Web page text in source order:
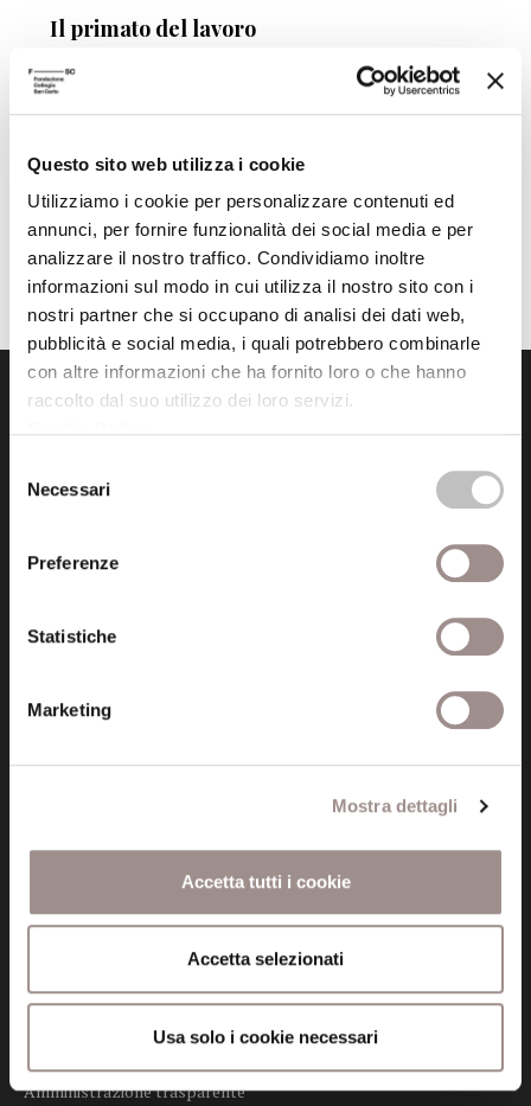
Questo sito web utilizza i cookie
Utilizziamo i cookie per personalizzare contenuti ed
annunci, per fornire funzionalità dei social media e per
analizzare il nostro traffico. Condividiamo inoltre
informazioni sul modo in cui utilizza il nostro sito con i
nostri partner che si occupano di analisi dei dati web,
pubblicità e social media, i quali potrebbero combinarle
con altre informazioni che ha fornito loro o che hanno
raccolto dal suo utilizzo dei loro servizi.
delNecessari
Preferenze
Statistiche
Marketing
Mostra dettagli
Accetta tutti i cookie
Accetta selezionati
Usa solo i cookie necessari
Il primato del lavoro
Giuseppe Angelini
Posta certificata (PEC)
Seguici
Amministrazione trasparente